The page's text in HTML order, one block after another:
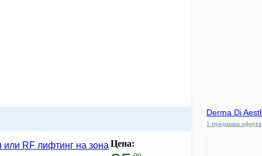
Derma Di
1 предишна оферта
Цена:
или RF лифтинг на зона